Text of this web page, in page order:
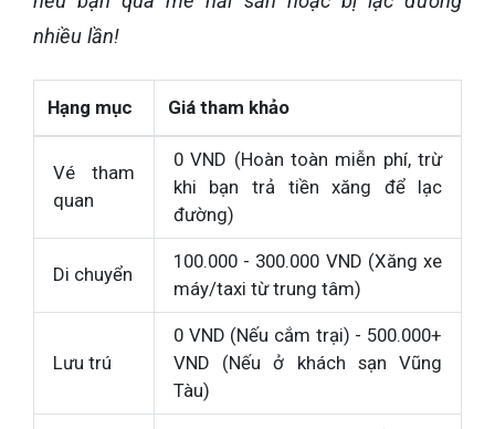
nhiều lần!
Hạng mục Giá tham khảo
Vé tham
quan
0 VND (Hoàn toàn miễn phí, trừ
khi bạn trả tiền xăng để lạc
đường)
Di chuyển
100.000 - 300.000 VND (Xăng xe
máy/taxi từ trung tâm)
Lưu trú
0 VND (Nếu cắm trại) - 500.000+
VND (Nếu ở khách sạn Vũng
Tàu)